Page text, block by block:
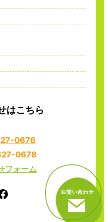
はこちら
0676
0678
フォーム